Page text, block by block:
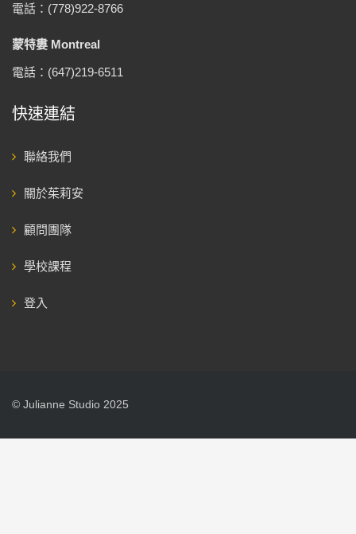
電話：(778)922-8766
蒙特婁 Montreal
電話：(647)219-6511
快速連結
聯絡我們
關於茱莉安
顧問團隊
學校課程
登入
© Julianne Studio 2025